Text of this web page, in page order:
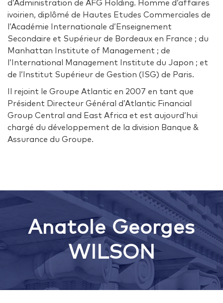
d’Administration de AFG Holding. Homme d’affaires
ivoirien, diplômé de Hautes Etudes Commerciales de
l’Académie Internationale d’Enseignement
Secondaire et Supérieur de Bordeaux en France ; du
Manhattan Institute of Management ; de
l’International Management Institute du Japon ; et
de l’Institut Supérieur de Gestion (ISG) de Paris.
Il rejoint le Groupe Atlantic en 2007 en tant que
Président Directeur Général d’Atlantic Financial
Group Central and East Africa et est aujourd’hui
chargé du développement de la division Banque &
Assurance du Groupe.
Anatole Georges
WILSON